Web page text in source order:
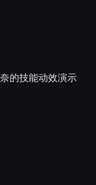
的技能动效演示